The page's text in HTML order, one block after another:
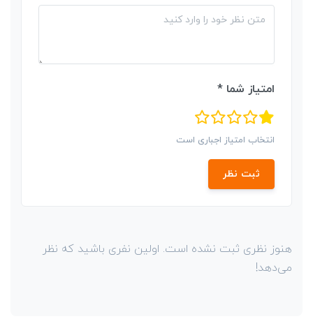
امتیاز شما *
انتخاب امتیاز اجباری است
ثبت نظر
هنوز نظری ثبت نشده است. اولین نفری باشید که نظر
می‌دهد!